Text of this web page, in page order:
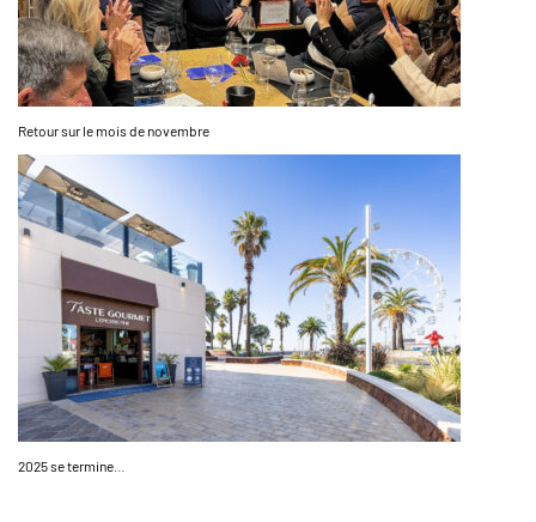
Retour sur le mois de novembre
2025 se termine…